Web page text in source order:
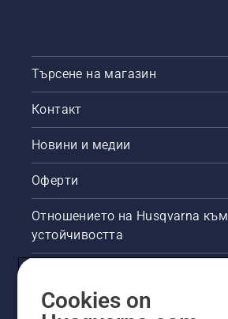
Търсене на магазин
Контакт
Новини и медии
Оферти
Отношението на Husqvarna към
устойчивостта
Други сайтове на Husqvarna
Cookies on